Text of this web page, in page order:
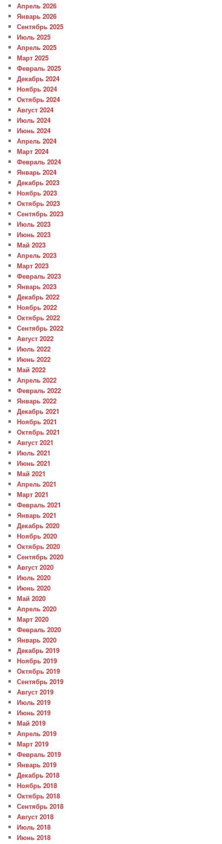
Апрель 2026
Январь 2026
Сентябрь 2025
Июль 2025
Апрель 2025
Март 2025
Февраль 2025
Декабрь 2024
Ноябрь 2024
Октябрь 2024
Август 2024
Июль 2024
Июнь 2024
Апрель 2024
Март 2024
Февраль 2024
Январь 2024
Декабрь 2023
Ноябрь 2023
Октябрь 2023
Сентябрь 2023
Июль 2023
Июнь 2023
Май 2023
Апрель 2023
Март 2023
Февраль 2023
Январь 2023
Декабрь 2022
Ноябрь 2022
Октябрь 2022
Сентябрь 2022
Август 2022
Июль 2022
Июнь 2022
Май 2022
Апрель 2022
Февраль 2022
Январь 2022
Декабрь 2021
Ноябрь 2021
Октябрь 2021
Август 2021
Июль 2021
Июнь 2021
Май 2021
Апрель 2021
Март 2021
Февраль 2021
Январь 2021
Декабрь 2020
Ноябрь 2020
Октябрь 2020
Сентябрь 2020
Август 2020
Июль 2020
Июнь 2020
Май 2020
Апрель 2020
Март 2020
Февраль 2020
Январь 2020
Декабрь 2019
Ноябрь 2019
Октябрь 2019
Сентябрь 2019
Август 2019
Июль 2019
Июнь 2019
Май 2019
Апрель 2019
Март 2019
Февраль 2019
Январь 2019
Декабрь 2018
Ноябрь 2018
Октябрь 2018
Сентябрь 2018
Август 2018
Июль 2018
Июнь 2018